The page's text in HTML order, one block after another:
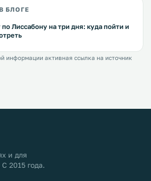
БЛОГЕ
Лиссабону на три дня: куда пойти и
информации активная ссылка на источник
и для
2015 года.